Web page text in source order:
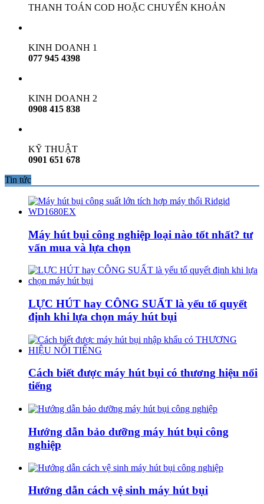
THANH TOÁN COD HOẶC CHUYỂN KHOẢN
KINH DOANH 1
077 945 4398
KINH DOANH 2
0908 415 838
KỸ THUẬT
0901 651 678
Tin tức
Máy hút bụi công nghiệp loại nào tốt nhất? tư
vấn mua và lựa chọn
LỰC HÚT hay CÔNG SUẤT là yếu tố quyết
định khi lựa chọn máy hút bụi
Cách biết được máy hút bụi có thương hiệu nổi
tiếng
Hướng dẫn bảo dưỡng máy hút bụi công
nghiệp
Hướng dẫn cách vệ sinh máy hút bụi